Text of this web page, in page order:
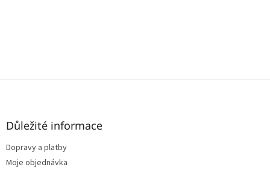
Z
Důležité informace
Dopravy a platby
Moje objednávka